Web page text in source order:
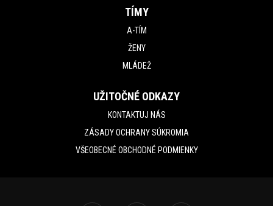
TÍMY
A-TÍM
ŽENY
MLÁDEŽ
UŽITOČNÉ ODKAZY
KONTAKTUJ NÁS
ZÁSADY OCHRANY SÚKROMIA
VŠEOBECNÉ OBCHODNÉ PODMIENKY